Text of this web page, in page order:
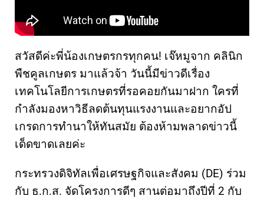
สวัสดีค่ะพี่น้องเกษตรกรทุกคน! เจ๊หมูจาก คลินิก
พืชคูลเกษตร มาแล้วจ้า วันนี้มีข่าวดีเรื่อง
เทคโนโลยีการเกษตรที่รอคอยกันมาฝาก ใครที่
กำลังมองหาวิธีลดต้นทุนแรงงานและอยากอัป
เกรดการทำนาให้ทันสมัย ต้องห้ามพลาดข่าวนี้
เด็ดขาดเลยค่ะ
กระทรวงดิจิทัลเพื่อเศรษฐกิจและสังคม (DE) ร่วม
กับ ธ.ก.ส. จัดโครงการดีๆ สานต่อมาถึงปีที่ 2 กับ